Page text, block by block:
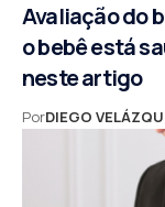
Avaliação do
o bebê está
neste artigo
PorDIEGO